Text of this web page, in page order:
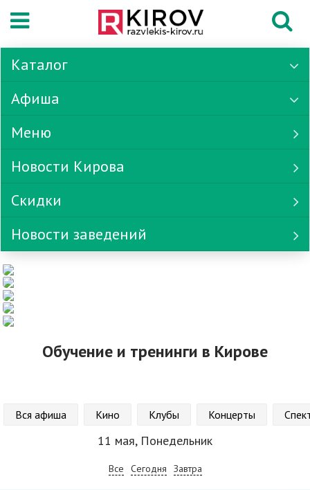
Каталог
Афиша
Меню
Новости Кирова
Скидки
Новости заведений
Обучение и тренинги в Кирове
Вся афиша Кино Клубы Концерты
11 мая, Понедельник
Все Сегодня Завтра